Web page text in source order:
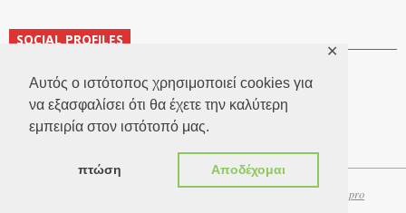
Αυτός ο ιστότοπος χρησιμοποιεί cookies για
να εξασφαλίσει ότι θα έχετε την καλύτερη
εμπειρία στον ιστότοπό μας.
πτώση Αποδέχομαι
✕
SOCIAL PROFILES
Websitepro